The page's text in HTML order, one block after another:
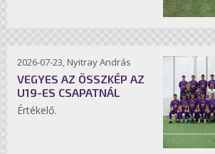
2026-07-23, Nyitray András
VEGYES AZ ÖSSZKÉP AZ
U19-ES CSAPATNÁL
Értékelő.